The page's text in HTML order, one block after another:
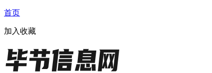
首页
加入收藏